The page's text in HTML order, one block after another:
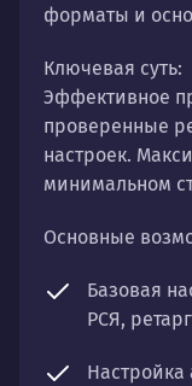
форматы и
Ключевая суть:
Эффективное
проверенные
настроек.
минимальном
Основные
Базовая
РСЯ,
Настройка